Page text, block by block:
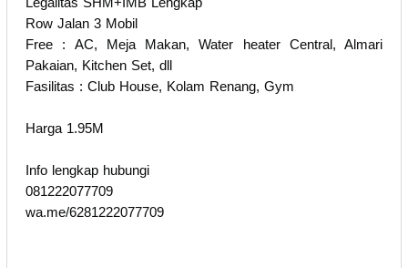
Row Jalan 3 Mobil
Free : AC, Meja Makan, Water heater Central, Almari
Pakaian, Kitchen Set, dll
Fasilitas : Club House, Kolam Renang, Gym
Harga 1.95M
Info lengkap hubungi
081222077709
wa.me/6281222077709